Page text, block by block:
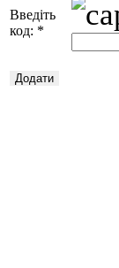
Введіть
код: *